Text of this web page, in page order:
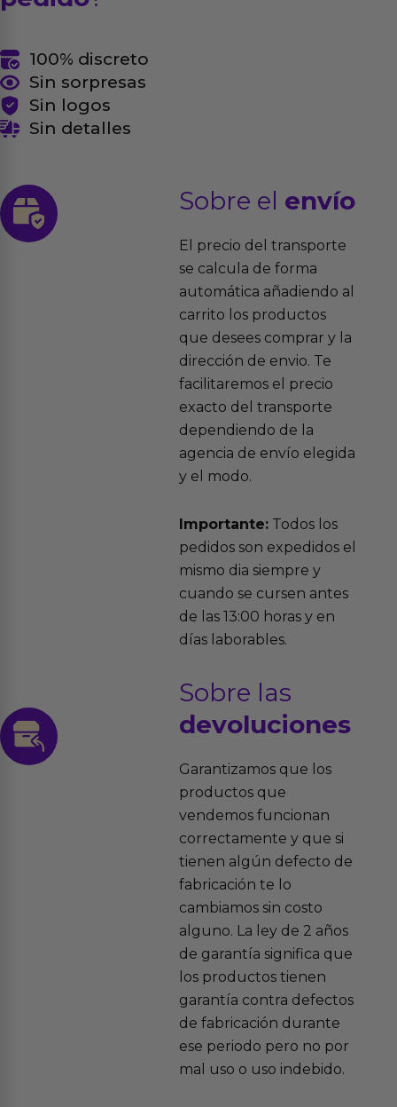
100% discreto
Sin sorpresas
Sin logos
Sin detalles
Sobre el envío
El precio del transporte
se calcula de forma
automática añadiendo al
carrito los productos
que desees comprar y la
dirección de envio. Te
facilitaremos el precio
exacto del transporte
dependiendo de la
agencia de envío elegida
y el modo.
Importante:Todos los
pedidos son expedidos el
mismo dia siempre y
cuando se cursen antes
de las 13:00 horas y en
días laborables.
Sobre las
devoluciones
Garantizamos que los
productos que
vendemos funcionan
correctamente y que si
tienen algún defecto de
fabricación te lo
cambiamos sin costo
alguno. La ley de 2 años
de garantía significa que
los productos tienen
garantía contra defectos
de fabricación durante
ese periodo pero no por
mal uso o uso indebido.